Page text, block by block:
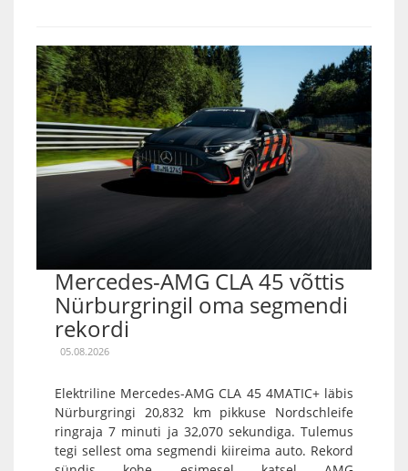
Mercedes-AMG CLA 45 võttis
Nürburgringil oma segmendi
rekordi
05.08.2026
Elektriline Mercedes-AMG CLA 45 4MATIC+ läbis
Nürburgringi 20,832 km pikkuse Nordschleife
ringraja 7 minuti ja 32,070 sekundiga. Tulemus
tegi sellest oma segmendi kiireima auto. Rekord